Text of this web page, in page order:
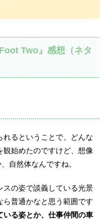
Two』感想（ネタ
れるということで、どんな
観始めたのですけど、想像
自然体なんですね。
スの姿で談義している光景
ら普通かなと思う範囲です
いる姿とか、仕事仲間の車